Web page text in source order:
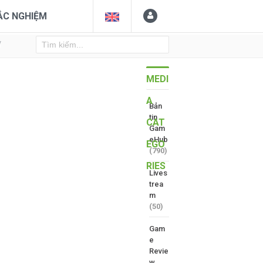
NGHIỆM
MEDI
A
CAT
EGO
RIES
Bản
tin
Gam
eHub
(790)
Lives
trea
m
(50)
Gam
e
Revie